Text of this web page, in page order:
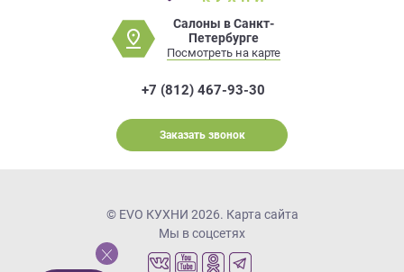
Салоны в Санкт-
Петербурге
Посмотреть на карте
+7 (812) 467-93-30
Заказать звонок
© EVO КУХНИ 2026. Карта сайта
Мы в соцсетях